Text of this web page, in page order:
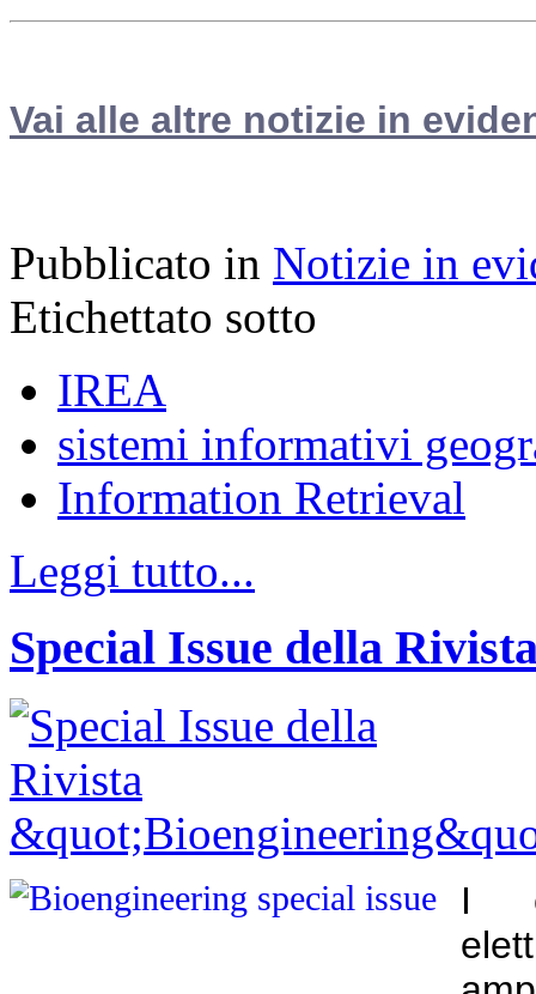
Vai alle altre notizie in
Pubblicato in Notizie in
Etichettato sotto
IREA
sistemi informativi
Information Retrieval
Leggi tutto...
Special Issue della
I